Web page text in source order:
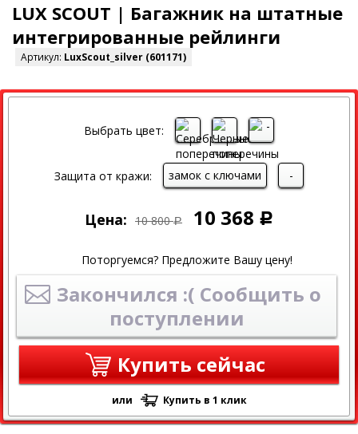
LUX SCOUT | Багажник на штатные
интегрированные рейлинги
Артикул: LuxScout_silver (601171)
СКИДКА
СКИДКА 4% ПРИ ОНЛАЙН ОПЛАТЕ
Выбрать цвет:
Защита от кражи: замок с ключами -
Цена: 10 800 Р 10 368 Р
Поторгуемся? Предложите Вашу цену!
Закончился :( Сообщить о
поступлении
Купить сейчас
или Купить в 1 клик